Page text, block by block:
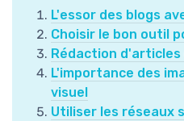
L'essor des blogs
Choisir le bon outil
Rédaction d'articles
L'importance des
visuel
Utiliser les réseaux